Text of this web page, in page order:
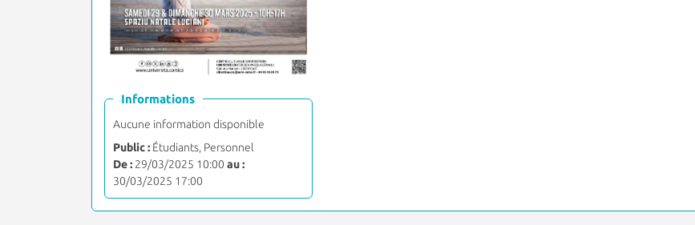
Informations
Aucune information disponible
Public : Étudiants, Personnel
De : 29/03/2025 10:00 au :
30/03/2025 17:00